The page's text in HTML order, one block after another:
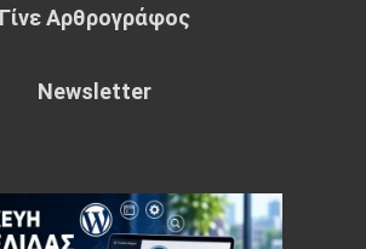
Γίνε Αρθρογράφος
Newsletter